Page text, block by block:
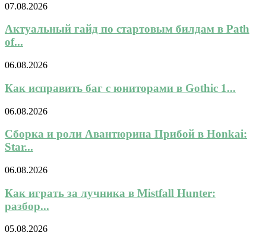
07.08.2026
Актуальный гайд по стартовым билдам в Path
of...
06.08.2026
Как исправить баг с юниторами в Gothic 1...
06.08.2026
Сборка и роли Авантюрина Прибой в Honkai:
Star...
06.08.2026
Как играть за лучника в Mistfall Hunter:
разбор...
05.08.2026